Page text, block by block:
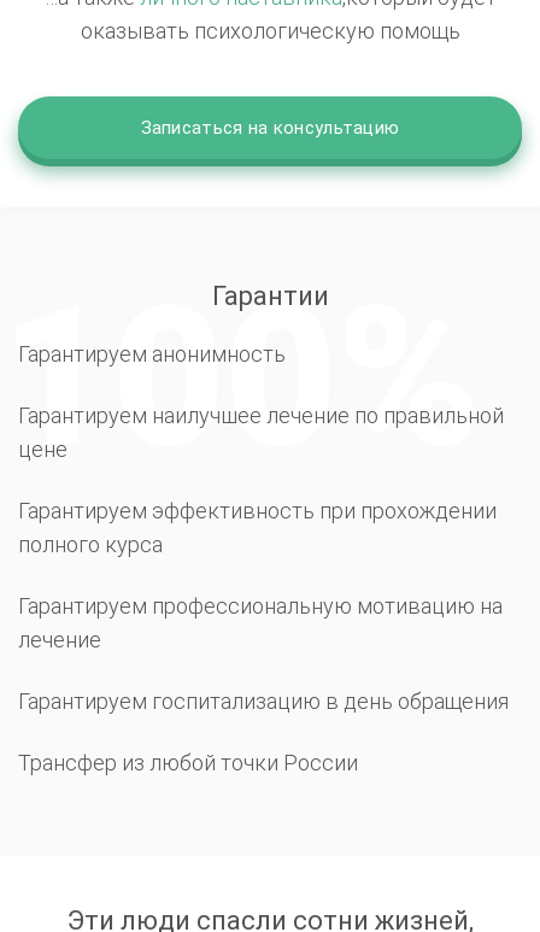
оказывать психологическую помощь
Записаться на консультацию
Гарантии
Гарантируем анонимность
Гарантируем наилучшее лечение по правильной
цене
Гарантируем эффективность при прохождении
полного курса
Гарантируем профессиональную мотивацию на
лечение
Гарантируем госпитализацию в день обращения
Трансфер из любой точки России
Эти люди спасли сотни жизней,